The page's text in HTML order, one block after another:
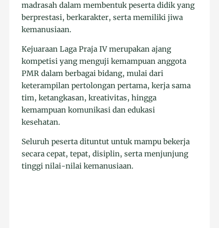
madrasah dalam membentuk peserta didik yang
berprestasi, berkarakter, serta memiliki jiwa
kemanusiaan.
Kejuaraan Laga Praja IV merupakan ajang
kompetisi yang menguji kemampuan anggota
PMR dalam berbagai bidang, mulai dari
keterampilan pertolongan pertama, kerja sama
tim, ketangkasan, kreativitas, hingga
kemampuan komunikasi dan edukasi
kesehatan.
Seluruh peserta dituntut untuk mampu bekerja
secara cepat, tepat, disiplin, serta menjunjung
tinggi nilai-nilai kemanusiaan.